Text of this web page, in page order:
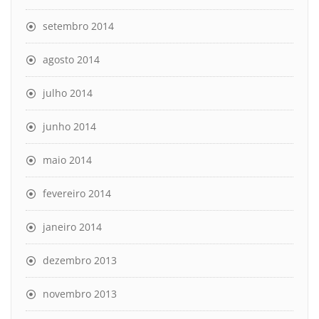
setembro 2014
agosto 2014
julho 2014
junho 2014
maio 2014
fevereiro 2014
janeiro 2014
dezembro 2013
novembro 2013